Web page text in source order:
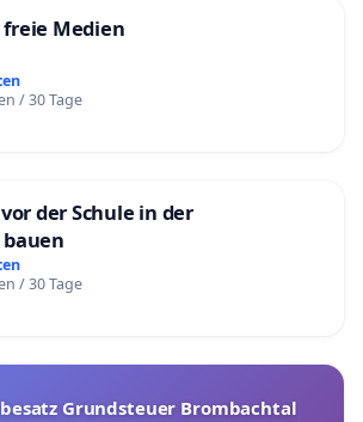
Medien
/ 30 Tage
der Schule in der
/ 30 Tage
Grundsteuer Brombachtal